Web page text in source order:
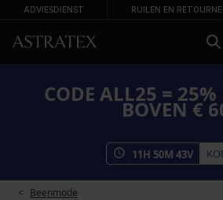
ADVIESDIENST RUILEN EN
CODE ALL25 =
BOVEN €
11H 50M 43V
Beenmode